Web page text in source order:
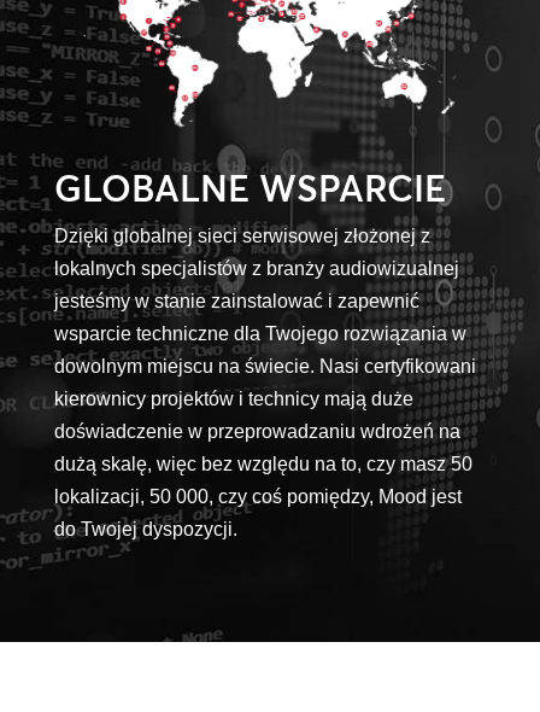
GLOBALNE WSPARCIE
Dzięki globalnej sieci serwisowej złożonej z
lokalnych specjalistów z branży audiowizualnej
jesteśmy w stanie zainstalować i zapewnić
wsparcie techniczne dla Twojego rozwiązania w
dowolnym miejscu na świecie. Nasi certyfikowani
kierownicy projektów i technicy mają duże
doświadczenie w przeprowadzaniu wdrożeń na
dużą skalę, więc bez względu na to, czy masz 50
lokalizacji, 50 000, czy coś pomiędzy, Mood jest
do Twojej dyspozycji.